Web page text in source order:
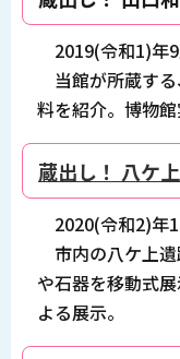
2019(令和1)年
当館が所蔵す
料を紹介。博物館
蔵出し！ 八ケ
2020(令和2)年
市内の八ケ上
や石器を移動式
よる展示。